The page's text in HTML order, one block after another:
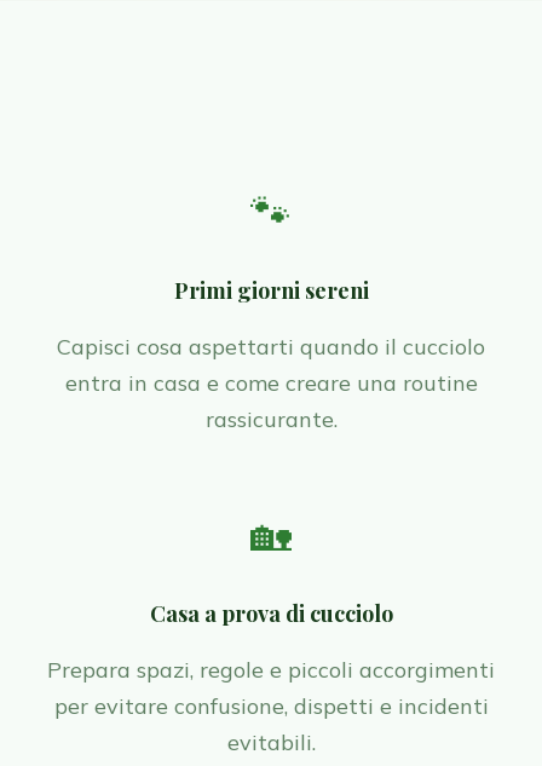
🐾
Primi giorni sereni
Capisci cosa aspettarti quando il cucciolo
entra in casa e come creare una routine
rassicurante.
🏡
Casa a prova di cucciolo
Prepara spazi, regole e piccoli accorgimenti
per evitare confusione, dispetti e incidenti
evitabili.